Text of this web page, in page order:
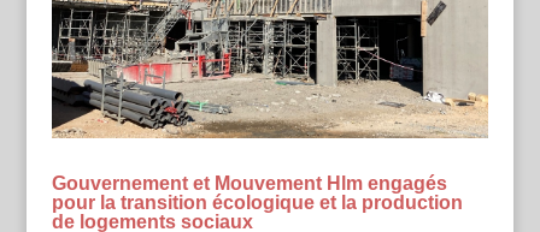
Gouvernement et Mouvement Hlm engagés
pour la transition écologique et la production
de logements sociaux